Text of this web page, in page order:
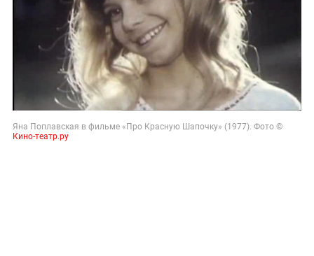
Яна Поплавская в фильме «Про Красную Шапочку» (1977). Фото ©
Кино-театр.ру